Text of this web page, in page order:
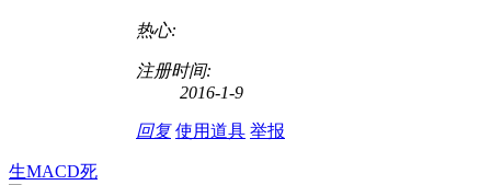
热心:
注册时间:
2016-1-9
回复 使用道具 举报
生MACD死